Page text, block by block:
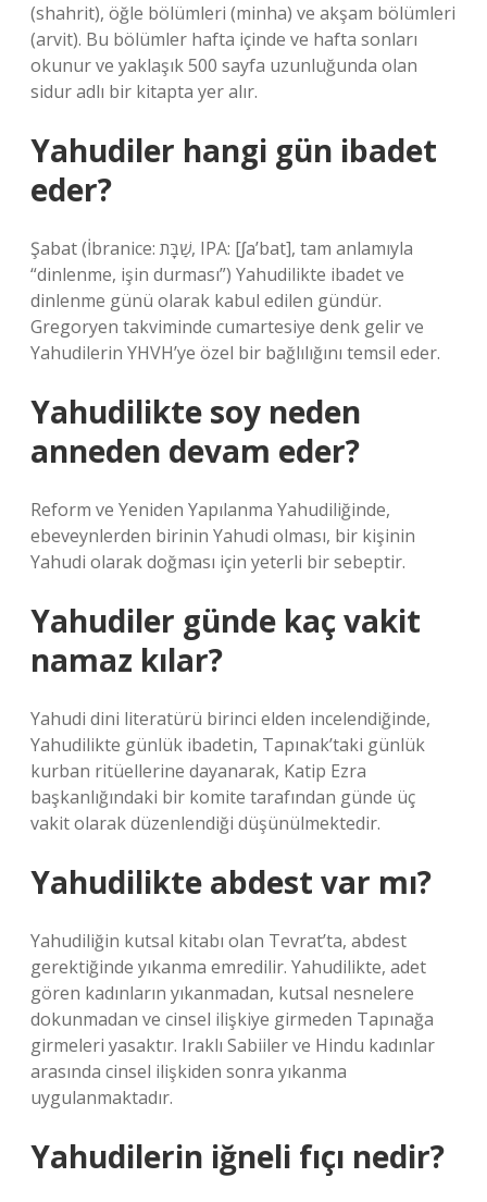
(shahrit), öğle bölümleri (minha) ve akşam bölümleri
(arvit). Bu bölümler hafta içinde ve hafta sonları
okunur ve yaklaşık 500 sayfa uzunluğunda olan
sidur adlı bir kitapta yer alır.
Yahudiler hangi gün ibadet
eder?
Şabat (İbranice: שַׁבָּת‎, IPA: [ʃa’bat], tam anlamıyla
“dinlenme, işin durması”) Yahudilikte ibadet ve
dinlenme günü olarak kabul edilen gündür.
Gregoryen takviminde cumartesiye denk gelir ve
Yahudilerin YHVH’ye özel bir bağlılığını temsil eder.
Yahudilikte soy neden
anneden devam eder?
Reform ve Yeniden Yapılanma Yahudiliğinde,
ebeveynlerden birinin Yahudi olması, bir kişinin
Yahudi olarak doğması için yeterli bir sebeptir.
Yahudiler günde kaç vakit
namaz kılar?
Yahudi dini literatürü birinci elden incelendiğinde,
Yahudilikte günlük ibadetin, Tapınak’taki günlük
kurban ritüellerine dayanarak, Katip Ezra
başkanlığındaki bir komite tarafından günde üç
vakit olarak düzenlendiği düşünülmektedir.
Yahudilikte abdest var mı?
Yahudiliğin kutsal kitabı olan Tevrat’ta, abdest
gerektiğinde yıkanma emredilir. Yahudilikte, adet
gören kadınların yıkanmadan, kutsal nesnelere
dokunmadan ve cinsel ilişkiye girmeden Tapınağa
girmeleri yasaktır. Iraklı Sabiiler ve Hindu kadınlar
arasında cinsel ilişkiden sonra yıkanma
uygulanmaktadır.
Yahudilerin iğneli fıçı nedir?